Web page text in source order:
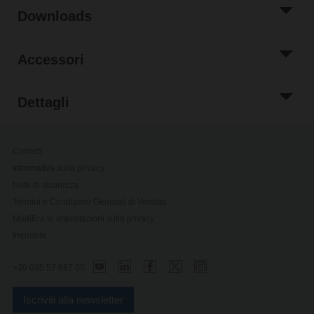
Downloads
Accessori
Dettagli